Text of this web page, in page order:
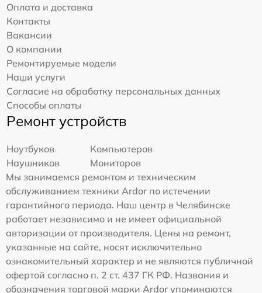
Оплата и доставка
Контакты
Вакансии
О компании
Ремонтируемые модели
Наши услуги
Согласие на обработку персональных данных
Способы оплаты
Ремонт устройств
Ноутбуков
Компьютеров
Наушников
Мониторов
Мы занимаемся ремонтом и техническим
обслуживанием техники Ardor по истечении
гарантийного периода. Наш центр в Челябинске
работает независимо и не имеет официальной
авторизации от производителя. Цены на ремонт,
указанные на сайте, носят исключительно
ознакомительный характер и не являются публичной
офертой согласно п. 2 ст. 437 ГК РФ. Названия и
обозначения торговой марки Ardor упоминаются